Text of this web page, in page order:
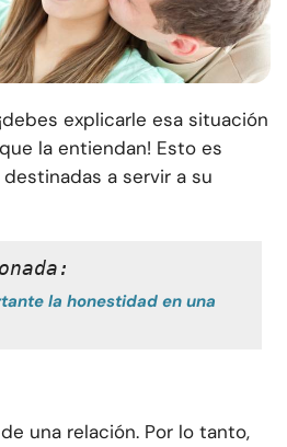
explicarle esa situación
la entiendan! Esto es
a servir a su
la honestidad en una
una relación. Por lo tanto,